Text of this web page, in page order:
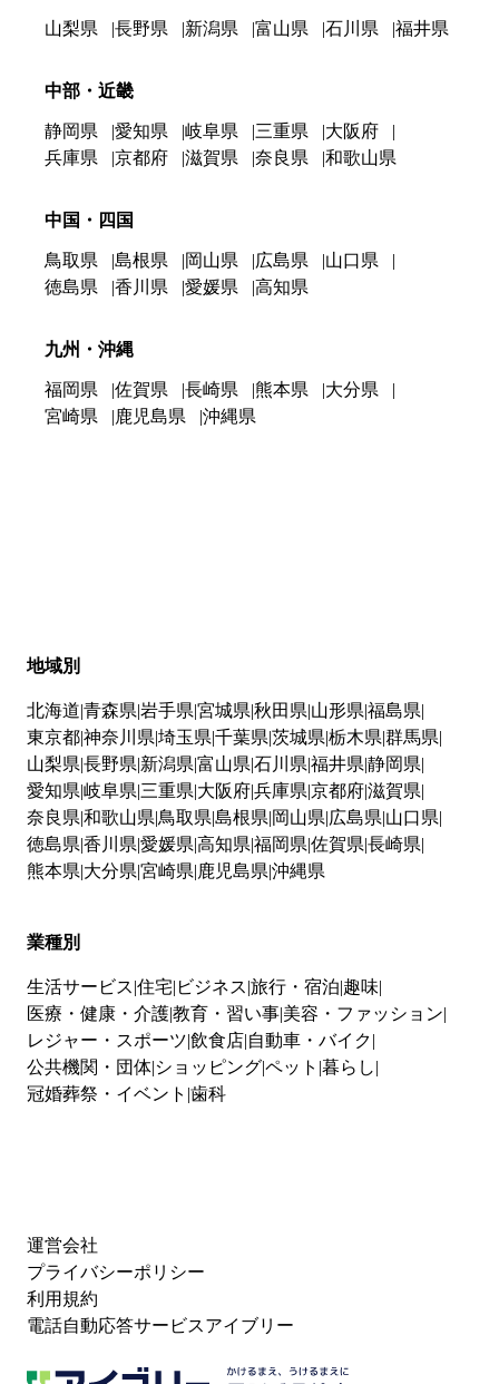
山梨県 長野県 新潟県 富山県 石川県 福井県
中部・近畿
静岡県 愛知県 岐阜県 三重県
大阪府
兵庫県
京都府 滋賀県 奈良県 和歌山県
中国・四国
鳥取県 島根県 岡山県 広島県
山口県
徳島県
香川県 愛媛県 高知県
九州・沖縄
福岡県 佐賀県 長崎県 熊本県
大分県
宮崎県
鹿児島県 沖縄県
地域別
北海道 青森県 岩手県 宮城県 秋田県 山形県 福島県
東京都神奈川県 埼玉県 千葉県 茨城県 栃木県 群馬県
山梨県 長野県 新潟県 富山県 石川県 福井県 静岡県
愛知県 岐阜県 三重県 大阪府兵庫県 京都府滋賀県
奈良県 和歌山県 鳥取県 島根県 岡山県 広島県 山口県
徳島県 香川県 愛媛県 高知県 福岡県 佐賀県 長崎県
熊本県 大分県 宮崎県 鹿児島県 沖縄県
業種別
生活サービス 住宅 ビジネス 旅行・宿泊 趣味
医療・健康・介護教育・習い事 美容・ファッション
レジャー・スポーツ 飲食店 自動車・バイク
公共機関・団体 ショッピングペット 暮らし
冠婚葬祭・イベント 歯科
運営会社
プライバシーポリシー
利用規約
電話自動応答サービスアイブリー